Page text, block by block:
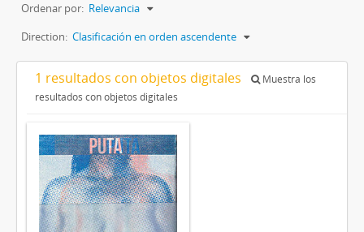
Ordenar por: Relevancia
Direction: Clasificación en orden ascendente
1 resultados con objetos digitales
Muestra los
resultados con objetos digitales